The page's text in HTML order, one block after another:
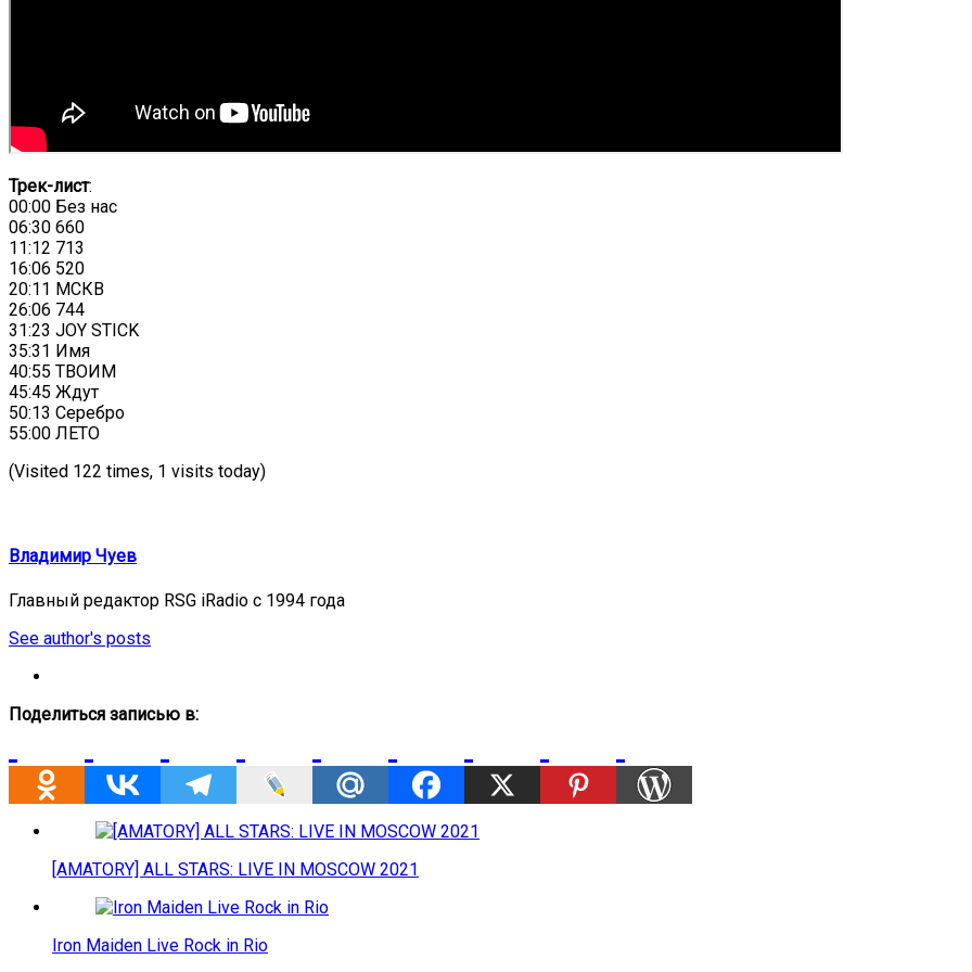
Трек-лист:
00:00 Без нас
06:30 660
11:12 713
16:06 520
20:11 МСКВ
26:06 744
31:23 JOY STICK
35:31 Имя
40:55 ТВОИМ
45:45 Ждут
50:13 Серебро
55:00 ЛЕТО
(Visited 122 times, 1 visits today)
Владимир Чуев
Главный редактор RSG iRadio с 1994 года
See author's posts
Поделиться записью в:
[AMATORY] ALL STARS: LIVE IN MOSCOW 2021
Iron Maiden Live Rock in Rio